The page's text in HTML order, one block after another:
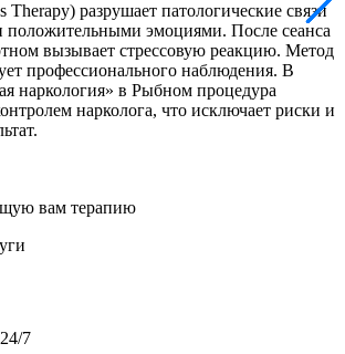
Therapy) разрушает патологические связи
положительными эмоциями. После сеанса
вызывает стрессовую реакцию. Метод
профессионального наблюдения. В
наркология» в Рыбном процедура
нарколога, что исключает риски и
вам терапию
7